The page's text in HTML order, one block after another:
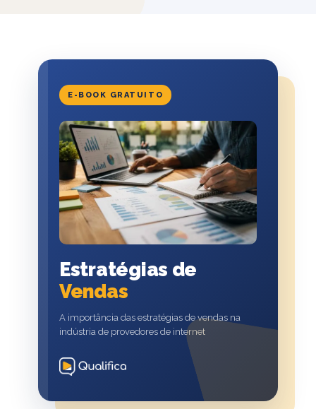
E-BOOK GRATUITO
Estratégias de
Vendas
A importância das estratégias de vendas na
indústria de provedores de internet